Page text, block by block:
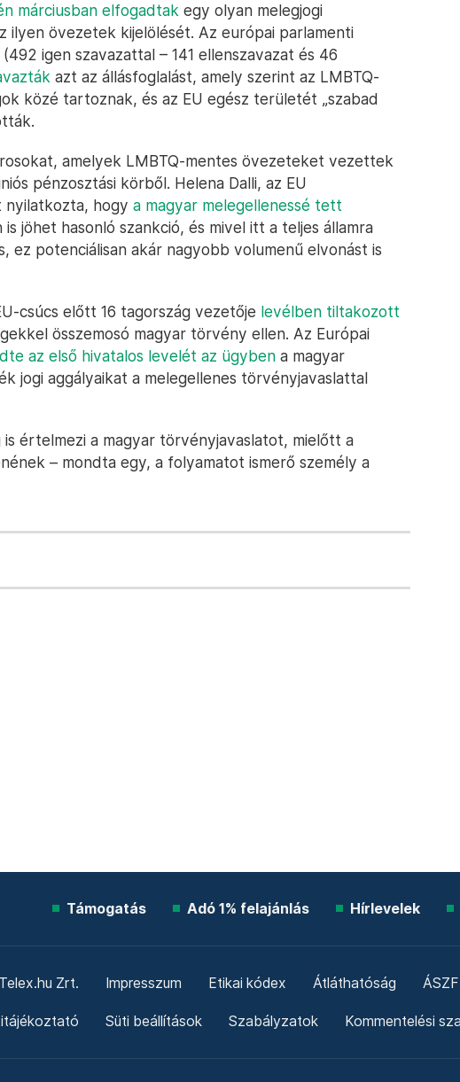
márciusban elfogadtak egy olyan melegjogi
ilyen övezetek kijelölését. Az európai parlamenti
igen szavazattal – 141 ellenszavazat és 46
azt az állásfoglalást, amely szerint az LMBTQ-
közé tartoznak, és az EU egész területét „szabad
amelyek LMBTQ-mentes övezeteket vezettek
pénzosztási körből. Helena Dalli, az EU
nyilatkozta, hogy a magyar melegellenessé tett
is jöhet hasonló szankció, és mivel itt a teljes államra
ez potenciálisan akár nagyobb volumenű elvonást is
csúcs előtt 16 tagország vezetője levélben tiltakozott
összemosó magyar törvény ellen. Az Európai
az első hivatalos levelét az ügyben a magyar
jogi aggályaikat a melegellenes törvényjavaslattal
is értelmezi a magyar törvényjavaslatot, mielőtt a
– mondta egy, a folyamatot ismerő személy a
Támogatás Adó 1% felajánlás Hírlevelek
Zrt. Impresszum Etikai kódex Átláthatóság ÁSZF
Süti beállítások Szabályzatok Kommentelési